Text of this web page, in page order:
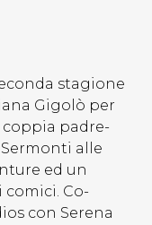
stagione
Gigolò per
padre-
alle
ed un
Co-
con Serena